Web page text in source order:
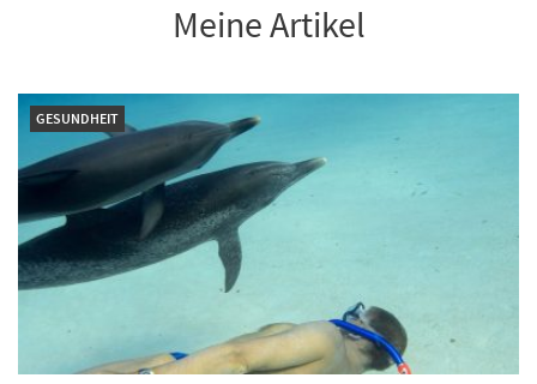
Meine Artikel
GESUNDHEIT